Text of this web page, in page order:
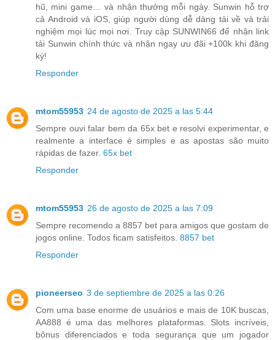
hũ, mini game… và nhận thưởng mỗi ngày. Sunwin hỗ trợ
cả Android và iOS, giúp người dùng dễ dàng tải về và trải
nghiệm mọi lúc mọi nơi. Truy cập SUNWIN66 để nhận link
tải Sunwin chính thức và nhận ngay ưu đãi +100k khi đăng
ký!
Responder
mtom55953 24 de agosto de 2025 a las 5:44
Sempre ouvi falar bem da 65x bet e resolvi experimentar, e
realmente a interface é simples e as apostas são muito
rápidas de fazer. 65x bet
Responder
mtom55953 26 de agosto de 2025 a las 7:09
Sempre recomendo a 8857 bet para amigos que gostam de
jogos online. Todos ficam satisfeitos. 8857 bet
Responder
pioneerseo 3 de septiembre de 2025 a las 0:26
Com uma base enorme de usuários e mais de 10K buscas,
AA888 é uma das melhores plataformas. Slots incríveis,
bônus diferenciados e toda segurança que um jogador